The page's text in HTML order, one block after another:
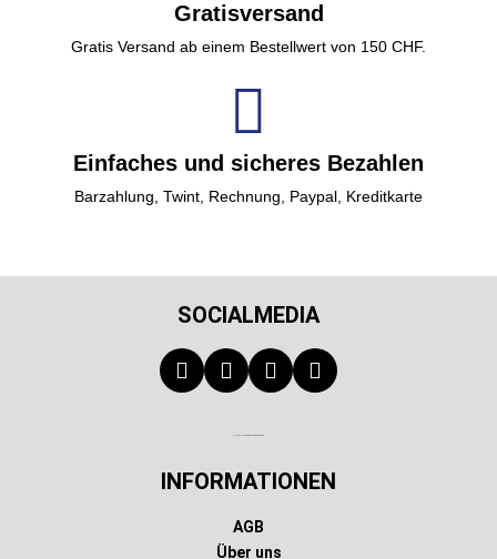
Gratisversand
Gratis Versand ab einem Bestellwert von 150 CHF.
Einfaches und sicheres Bezahlen
Barzahlung, Twint, Rechnung, Paypal, Kreditkarte
SOCIALMEDIA
INFORMATIONEN
AGB
Über uns